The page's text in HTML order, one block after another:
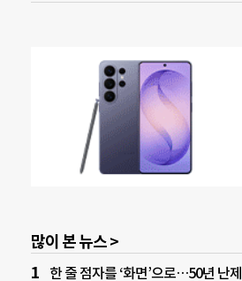
많이 본 뉴스 >
한 줄 점자를 ‘화면’으로…50년 난